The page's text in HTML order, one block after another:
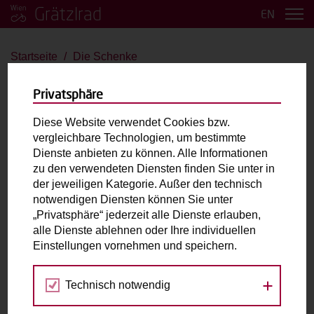
Grätzlrad EN
Startseite Die Schenke
Babboe Curve-E
bis 4 Kinder E-Antrieb
Max. zulässiges Gesamtgewicht (inkl. fahrende
Person):200kg
Laderaum:L: 82cm B: 63cm H: 55cm
Fahrradabholung & Rückgabe
Privatsphäre
Diese Website verwendet Cookies bzw.
vergleichbare Technologien, um bestimmte
Dienste anbieten zu können. Alle Informationen
zu den verwendeten Diensten finden Sie unter in
der jeweiligen Kategorie. Außer den technisch
notwendigen Diensten können Sie unter
„Privatsphäre“ jederzeit alle Dienste erlauben,
alle Dienste ablehnen oder Ihre individuellen
Einstellungen vornehmen und speichern.
Technisch notwendig